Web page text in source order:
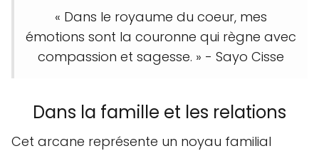
« Dans le royaume du coeur, mes
émotions sont la couronne qui règne avec
compassion et sagesse. » - Sayo Cisse
Dans la famille et les relations
Cet arcane représente un noyau familial